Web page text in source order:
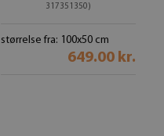
317351350)
størrelse fra: 100x50 cm
649.00 kr.